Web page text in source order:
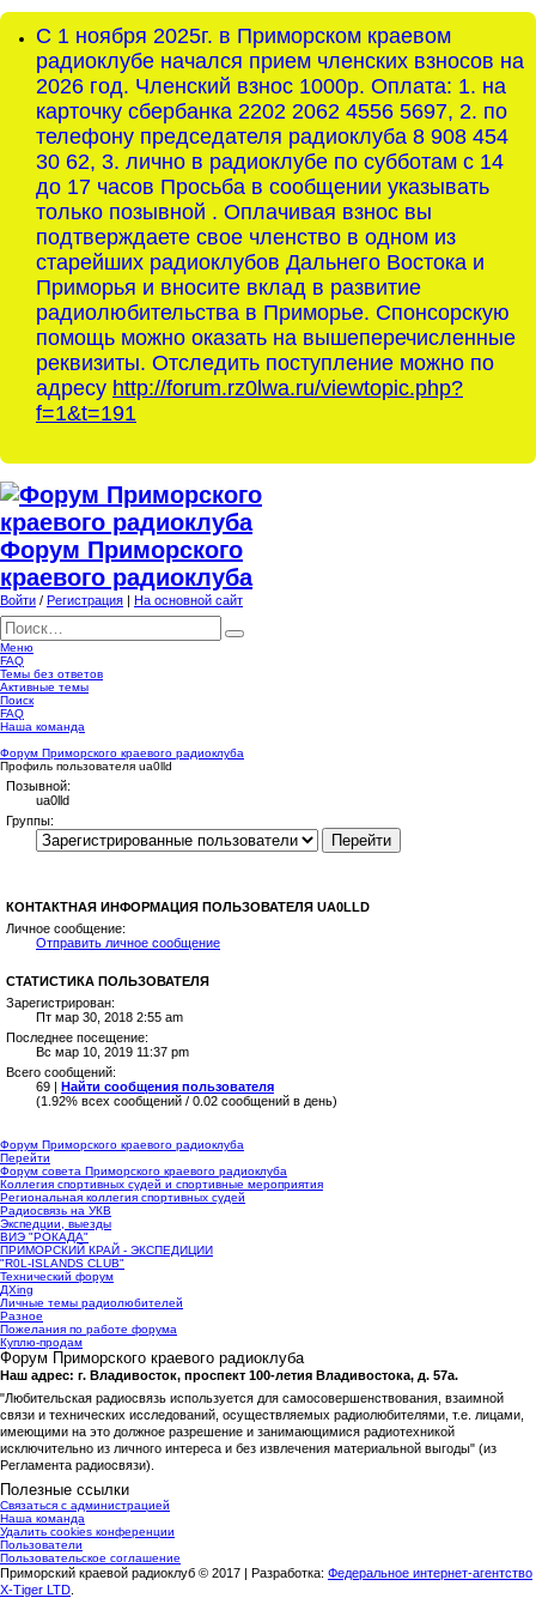
С 1 ноября 2025г. в Приморском краевом
радиоклубе начался прием членских взносов на
2026 год. Членский взнос 1000р. Оплата: 1. на
карточку сбербанка 2202 2062 4556 5697, 2. по
телефону председателя радиоклуба 8 908 454
30 62, 3. лично в радиоклубе по субботам с 14
до 17 часов Просьба в сообщении указывать
только позывной . Оплачивая взнос вы
подтверждаете свое членство в одном из
старейших радиоклубов Дальнего Востока и
Приморья и вносите вклад в развитие
радиолюбительства в Приморье. Спонсорскую
помощь можно оказать на вышеперечисленные
реквизиты. Отследить поступление можно по
адресу http://forum.rz0lwa.ru/viewtopic.php?
f=1&t=191
Форум Приморского
краевого радиоклуба
Войти / Регистрация | На основной сайт
Меню
FAQ
Темы без ответов
Активные темы
Поиск
FAQ
Наша команда
Форум Приморского краевого радиоклуба
Профиль пользователя ua0lld
Позывной:
ua0lld
Группы:
КОНТАКТНАЯ ИНФОРМАЦИЯ ПОЛЬЗОВАТЕЛЯ UA0LLD
Личное сообщение:
Отправить личное сообщение
СТАТИСТИКА ПОЛЬЗОВАТЕЛЯ
Зарегистрирован:
Пт мар 30, 2018 2:55 am
Последнее посещение:
Вс мар 10, 2019 11:37 pm
Всего сообщений:
69 | Найти сообщения пользователя
(1.92% всех сообщений / 0.02 сообщений в день)
Форум Приморского краевого радиоклуба
Перейти
Форум совета Приморского краевого радиоклуба
Коллегия спортивных судей и спортивные мероприятия
Региональная коллегия спортивных судей
Радиосвязь на УКВ
Экспедции, выезды
ВИЭ "РОКАДА"
ПРИМОРСКИЙ КРАЙ - ЭКСПЕДИЦИИ
"R0L-ISLANDS CLUB"
Технический форум
ДХing
Личные темы радиолюбителей
Разное
Пожелания по работе форума
Куплю-продам
Форум Приморского краевого радиоклуба
Наш адрес: г. Владивосток, проспект 100-летия Владивостока, д. 57а.
"Любительская радиосвязь используется для самосовершенствования, взаимной
связи и технических исследований, осуществляемых радиолюбителями, т.е. лицами,
имеющими на это должное разрешение и занимающимися радиотехникой
исключительно из личного интереса и без извлечения материальной выгоды" (из
Регламента радиосвязи).
Полезные ссылки
Связаться с администрацией
Наша команда
Удалить cookies конференции
Пользователи
Пользовательское соглашение
Приморский краевой радиоклуб © 2017 | Разработка: Федеральное интернет-агентство
X-Tiger LTD